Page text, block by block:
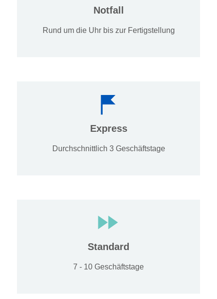
Notfall
Rund um die Uhr bis zur Fertigstellung
Express
Durchschnittlich 3 Geschäftstage
Standard
7 - 10 Geschäftstage